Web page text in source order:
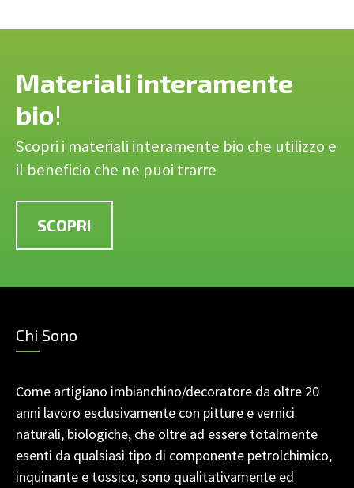
Materiali interamente
bio!
Scopri i materiali interamente bio che utilizzo e
il beneficio che ne puoi trarre
SCOPRI
Chi Sono
Come artigiano imbianchino/decoratore da oltre 20
anni lavoro esclusivamente con pitture e vernici
naturali, biologiche, che oltre ad essere totalmente
esenti da qualsiasi tipo di componente petrolchimico,
inquinante e tossico, sono qualitativamente ed